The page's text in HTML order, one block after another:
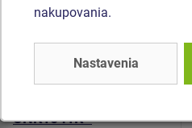
UNK1041K -
nakupovania.
Nastavenia